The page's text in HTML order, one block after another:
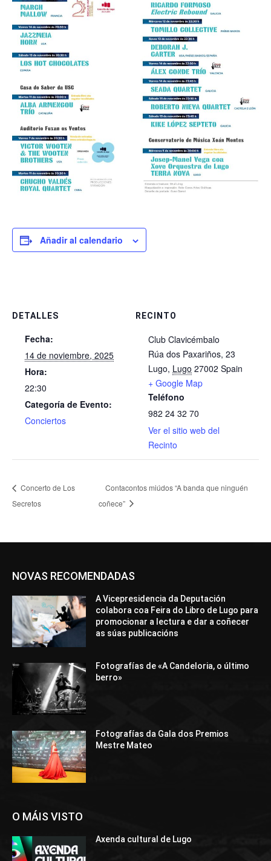
Añadir al calendario
DETALLES
Fecha:
14 de noviembre, 2025
Hora:
22:30
Categoría de Evento:
Conciertos
RECINTO
Club Clavicémbalo
Rúa dos Paxariños, 23
Lugo, Lugo 27002 Spain
+ Google Map
Teléfono
982 24 32 70
Ver el sitio web del
Recinto
Concerto de Los
Secretos
Contacontos miúdos “A banda que ninguén
coñece”
NOVAS RECOMENDADAS
A Vicepresidencia da Deputación
colabora coa Feira do Libro de Lugo para
promocionar a lectura e dar a coñecer
as súas publicacións
Fotografías de «A Candeloria, o último
berro»
Fotografías da Gala dos Premios
Mestre Mateo
O MÁIS VISTO
Axenda cultural de Lugo